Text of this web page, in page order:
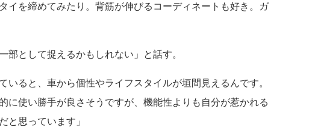
イを締めてみたり。背筋が伸びるコーディネートも好き。ガ
として捉えるかもしれない」と話す。
ると、車から個性やライフスタイルが垣間見えるんです。
使い勝手が良さそうですが、機能性よりも自分が惹かれる
と思っています」